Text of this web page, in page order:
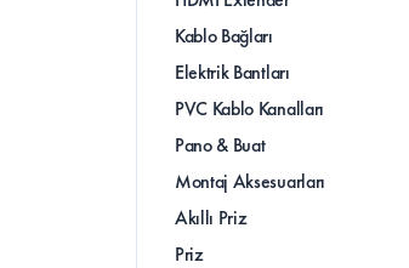
Kablo Bağları
Elektrik Bantları
PVC Kablo Kanalları
Pano & Buat
Montaj Aksesuarları
Akıllı Priz
Priz